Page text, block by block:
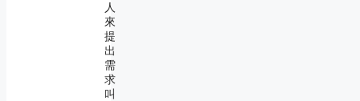
人
來
提
出
需
求
叫